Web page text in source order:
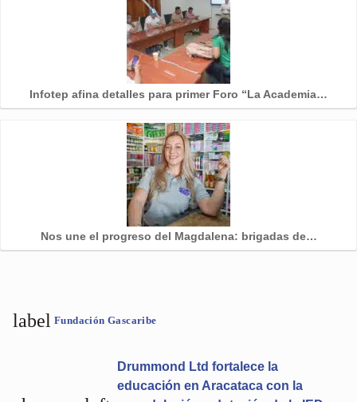
Infotep afina detalles para primer Foro “La Academia…
Nos une el progreso del Magdalena: brigadas de…
label Fundación Gascaribe
Drummond Ltd fortalece la
educación en Aracataca con la